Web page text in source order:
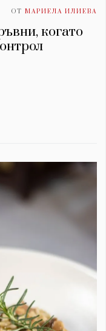
ОТ МАРИЕЛА ИЛИЕВА
когато